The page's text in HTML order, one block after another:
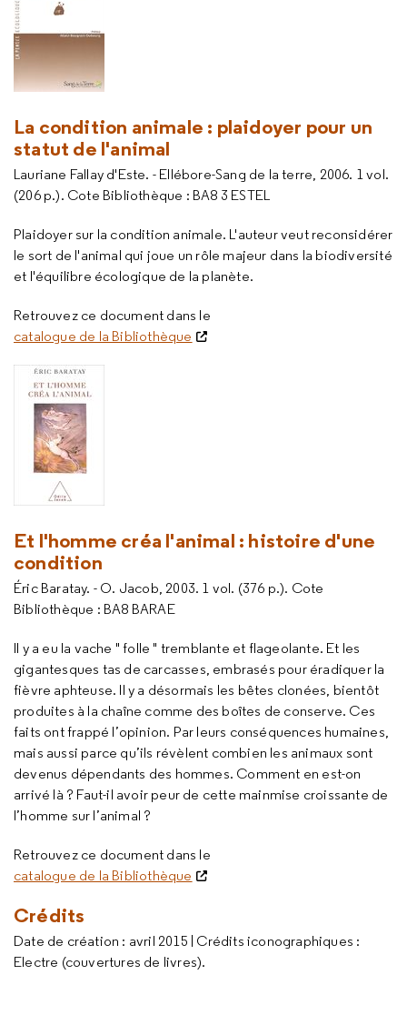
La condition animale : plaidoyer pour un
statut de l'animal
Lauriane Fallay d'Este. - Ellébore-Sang de la terre, 2006. 1 vol.
(206 p.). Cote Bibliothèque : BA8 3 ESTEL
Plaidoyer sur la condition animale. L'auteur veut reconsidérer
le sort de l'animal qui joue un rôle majeur dans la biodiversité
et l'équilibre écologique de la planète.
Retrouvez ce document dans le
catalogue de la Bibliothèque
Et l'homme créa l'animal : histoire d'une
condition
Éric Baratay. - O. Jacob, 2003. 1 vol. (376 p.). Cote
Bibliothèque : BA8 BARAE
ll y a eu la vache " folle " tremblante et flageolante. Et les
gigantesques tas de carcasses, embrasés pour éradiquer la
fièvre aphteuse. Il y a désormais les bêtes clonées, bientôt
produites à la chaîne comme des boîtes de conserve. Ces
faits ont frappé l’opinion. Par leurs conséquences humaines,
mais aussi parce qu’ils révèlent combien les animaux sont
devenus dépendants des hommes. Comment en est-on
arrivé là ? Faut-il avoir peur de cette mainmise croissante de
l’homme sur l’animal ?
Retrouvez ce document dans le
catalogue de la Bibliothèque
Crédits
Date de création : avril 2015 | Crédits iconographiques :
Electre (couvertures de livres).